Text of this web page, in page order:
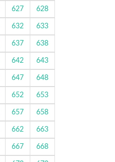
627 628
632 633
637 638
642 643
647 648
652 653
657 658
662 663
667 668